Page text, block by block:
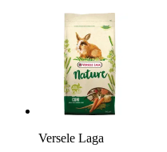
Versele Laga